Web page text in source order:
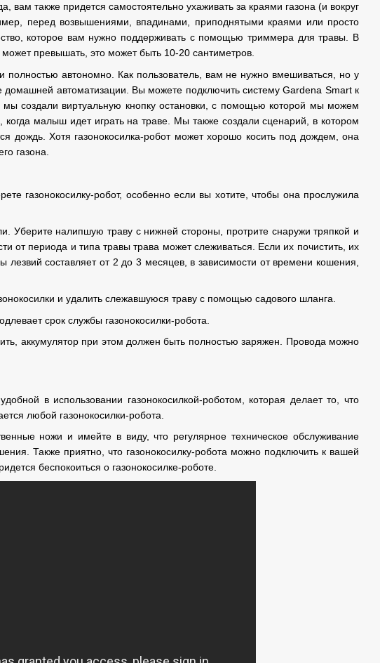
также придется самостоятельно ухаживать за краями газона (и вокруг
перед возвышениями, впадинами, приподнятыми краями или просто
которое вам нужно поддерживать с помощью триммера для травы. В
превышать, это может быть 10-20 сантиметров.
автономно. Как пользователь, вам не нужно вмешиваться, но у
домашней автоматизации. Вы можете подключить систему Gardena Smart к
создали виртуальную кнопку остановки, с помощью которой мы можем
когда малыш идет играть на траве. Мы также создали сценарий, в котором
дождь. Хотя газонокосилка-робот может хорошо косить под дождем, она
газона.
газонокосилку-робот, особенно если вы хотите, чтобы она прослужила
Уберите налипшую траву с нижней стороны, протрите снаружи тряпкой и
от периода и типа травы трава может слеживаться. Если их почистить, их
лезвий составляет от 2 до 3 месяцев, в зависимости от времени кошения,
и удалить слежавшуюся траву с помощью садового шланга.
срок службы газонокосилки-робота.
аккумулятор при этом должен быть полностью заряжен. Провода можно
в использовании газонокосилкой-роботом, которая делает то, что
любой газонокосилки-робота.
ножи и имейте в виду, что регулярное техническое обслуживание
Также приятно, что газонокосилку-робота можно подключить к вашей
беспокоиться о газонокосилке-роботе.